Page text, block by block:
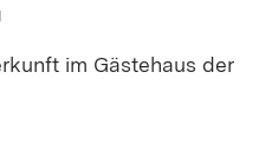
im Gästehaus der